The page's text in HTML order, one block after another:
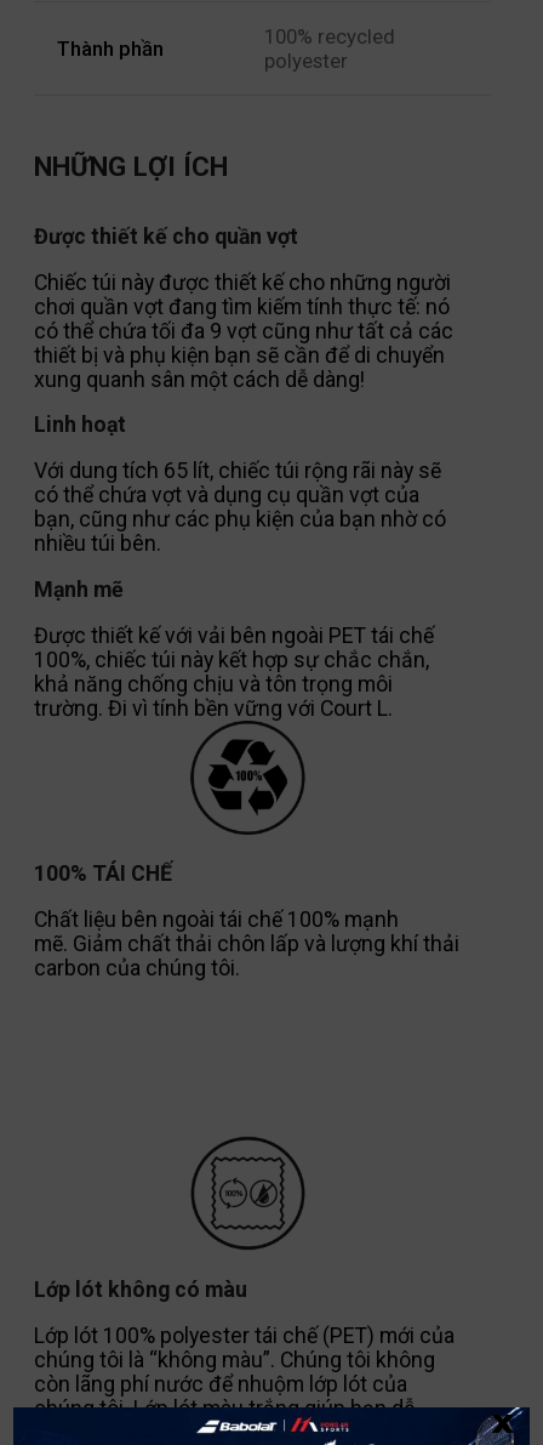
Thành phần
100% recycled
polyester
NHỮNG LỢI ÍCH
Được thiết kế cho quần vợt
Chiếc túi này được thiết kế cho những người
chơi quần vợt đang tìm kiếm tính thực tế: nó
có thể chứa tối đa 9 vợt cũng như tất cả các
thiết bị và phụ kiện bạn sẽ cần để di chuyển
xung quanh sân một cách dễ dàng!
Linh hoạt
Với dung tích 65 lít, chiếc túi rộng rãi này sẽ
có thể chứa vợt và dụng cụ quần vợt của
bạn, cũng như các phụ kiện của bạn nhờ có
nhiều túi bên.
Mạnh mẽ
Được thiết kế với vải bên ngoài PET tái chế
100%, chiếc túi này kết hợp sự chắc chắn,
khả năng chống chịu và tôn trọng môi
trường. Đi vì tính bền vững với Court L.
100% TÁI CHẾ
Chất liệu bên ngoài tái chế 100% mạnh
mẽ. Giảm chất thải chôn lấp và lượng khí thải
carbon của chúng tôi.
Lớp lót không có màu
Lớp lót 100% polyester tái chế (PET) mới của
chúng tôi là “không màu”. Chúng tôi không
còn lãng phí nước để nhuộm lớp lót của
chúng tôi.Lớp lót màu trắng giúp bạn dễ
dàng sắp xếp nội dung trong túi của bạn và
x